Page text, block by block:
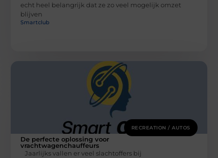
echt heel belangrijk dat ze zo veel mogelijk omzet
blijven
Smartclub
RECREATION / AUTOS
De perfecte oplossing voor
vrachtwagenchauffeurs
Jaarlijks vallen er veel slachtoffers bij